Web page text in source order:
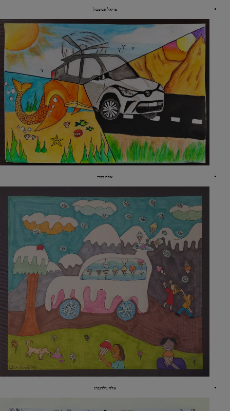
פריאל אביטבול
אלה כפרי
אלה גולדנברג